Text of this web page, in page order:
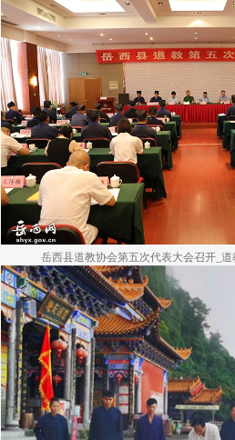
岳西县道教协会第五次代表大会召开_